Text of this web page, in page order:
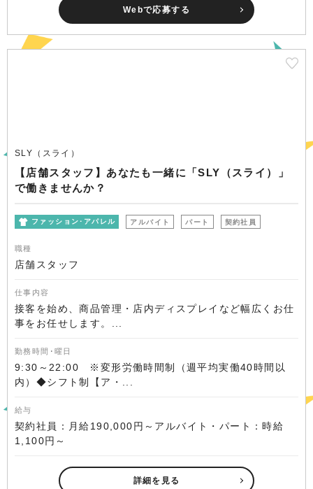
Webで応募する
SLY（スライ）
【店舗スタッフ】あなたも一緒に「SLY（スライ）」
で働きませんか？
ファッション･アパレル アルバイト パート 契約社員
職種
店舗スタッフ
仕事内容
接客を始め、商品管理・店内ディスプレイなど幅広くお仕
事をお任せします。...
勤務時間･曜日
9:30～22:00 ※変形労働時間制（週平均実働40時間以
内）◆シフト制【ア・...
給与
契約社員：月給190,000円～アルバイト・パート：時給
1,100円～
詳細を見る